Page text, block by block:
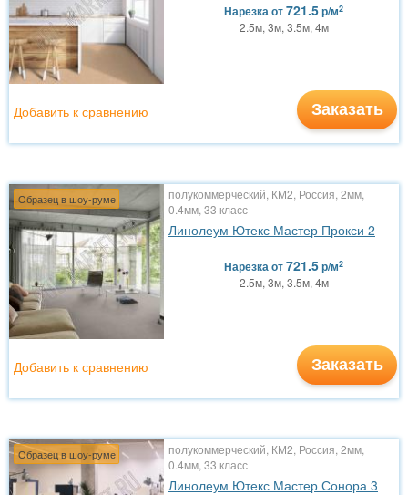
Нарезкаот721.5р/м2
2.5м, 3м, 3.5м, 4м
Заказать
Добавить к сравнению
Образец в шоу-руме
полукоммерческий, КМ2, Россия, 2мм,
0.4мм, 33 класс
Линолеум Ютекс Мастер Прокси 2
Нарезкаот721.5р/м2
2.5м, 3м, 3.5м, 4м
Заказать
Добавить к сравнению
Образец в шоу-руме
полукоммерческий, КМ2, Россия, 2мм,
0.4мм, 33 класс
Линолеум Ютекс Мастер Сонора 3